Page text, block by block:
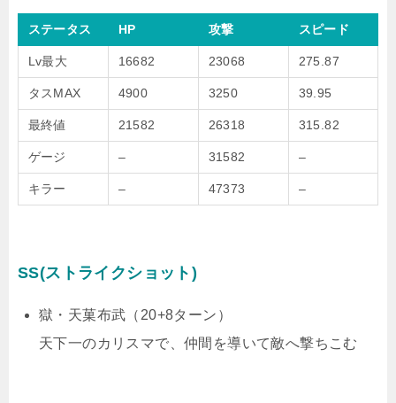
ステータス HP 攻撃 スピード
Lv最大 16682 23068 275.87
タスMAX 4900 3250 39.95
最終値 21582 26318 315.82
ゲージ – 31582 –
キラー – 47373 –
SS(ストライクショット)
獄・天菓布武（20+8ターン）
天下一のカリスマで、仲間を導いて敵へ撃ちこむ